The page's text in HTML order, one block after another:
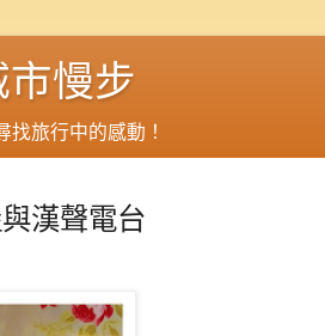
慢步
找旅行中的感動！
漢聲電台